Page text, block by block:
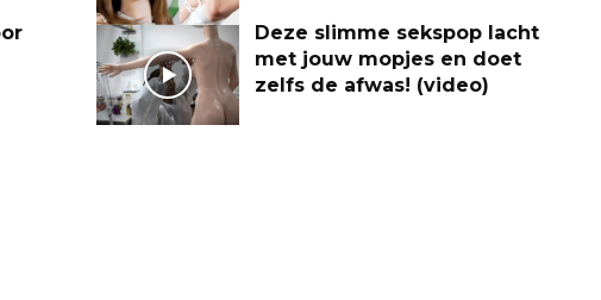
Deze slimme sekspop lacht
met jouw mopjes en doet
zelfs de afwas! (video)